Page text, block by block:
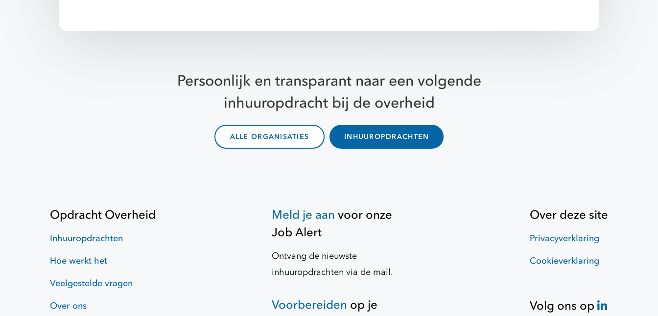
Persoonlijk en transparant naar een volgende
inhuuropdracht bij de overheid
ALLE ORGANISATIES INHUUROPDRACHTEN
Opdracht Overheid
Inhuuropdrachten
Hoe werkt het
Veelgestelde vragen
Over ons
Meld je aan voor onze
Job Alert
Ontvang de nieuwste
inhuuropdrachten via de mail.
Voorbereiden op je
Over deze site
Privacyverklaring
Cookieverklaring
Volg ons op